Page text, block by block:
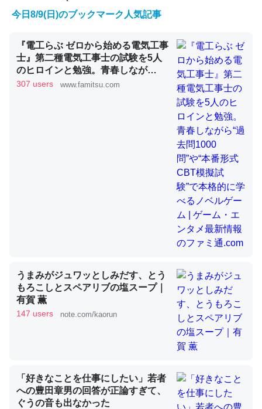
くらい。小説でいう「ずっと前の伏線」は回収されないけ
ど、短期記憶というには多い分量。進化すればするほど分
かりやすく強くなりそう
─GPTの仕組みと限界についての考察（１） - conceptualization
昆虫ってカルシウム少ないのか。知らんかった。調べたら
コオロギのカルシウム分はエビの600分の1程度。
─ニュース :: 【研究発表】昆虫学の大問題＝「昆虫はなぜ海にいな
論文では「淡水はカルシウムも酸素も不足してて両方に不
利だから両方が拮抗してるのでは」とあって面白い。海に
いる鋏角類（カブトガニ・ウミグモ）はカルシウムを使わ
ずキチンを強化してる筈だが、酵素が違うのか？
─ニュース :: 【研究発表】昆虫学の大問題＝「昆虫はなぜ海にいな
今日8/9(日)のブックマーク人気記事
『電工らぶ ゼロから始める電気工事
士』第二種電気工事士の試験を5人
のヒロインと勉強。青春しなが
ら“過去問1000問”や“本番形式CBT
307 users www.famitsu.com
うまみがジュワッとしみだす、とう
もろこしとスペアリブの塩スープ｜
有賀 薫
147 users note.com/kaorun
「好きなことを仕事にしたい」若者
への豊田章男の回答が正論すぎて、
ぐうの音も出なかった